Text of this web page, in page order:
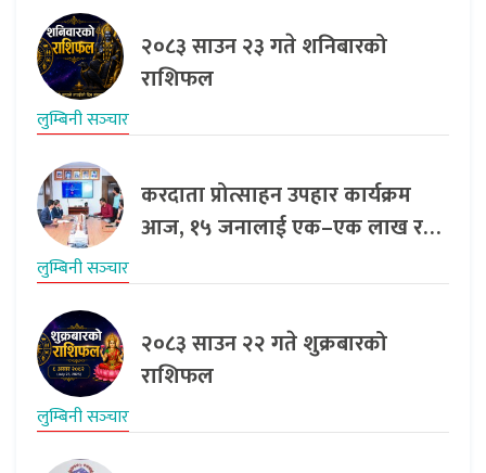
२०८३ साउन २३ गते शनिबारको
राशिफल
लुम्बिनी सञ्‍चार
करदाता प्रोत्साहन उपहार कार्यक्रम
आज, १५ जनालाई एक–एक लाख र…
लुम्बिनी सञ्‍चार
२०८३ साउन २२ गते शुक्रबारको
राशिफल
लुम्बिनी सञ्‍चार